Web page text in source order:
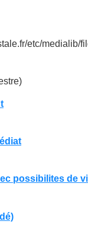
etc/medialib/
possibilites de